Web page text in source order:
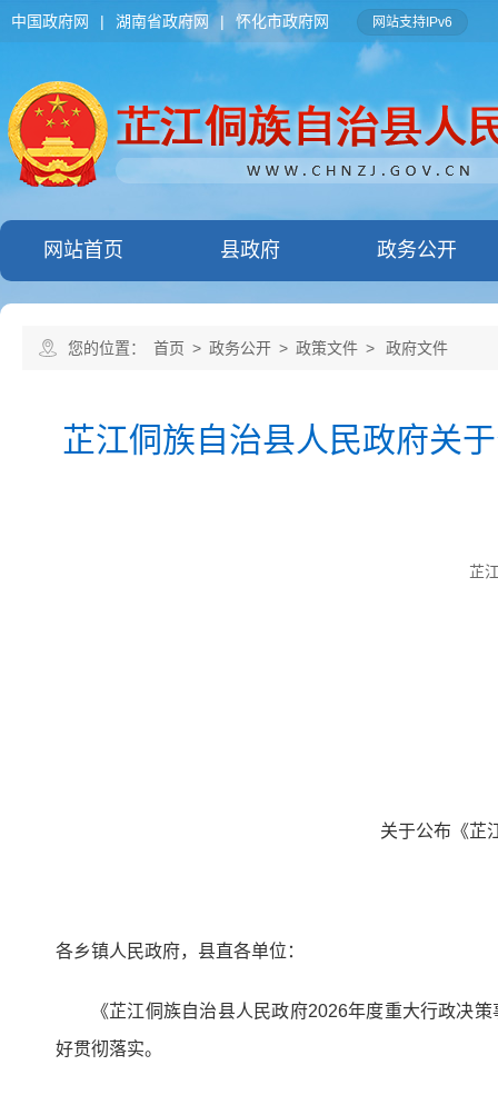
中国政府网 | 湖南省政府网 | 怀化市政府网 网站支持IPv6
网站首页 县政府 政务公开
您的位置： 首页 > 政务公开 > 政策文件 > 政府文件
芷江侗族自治县人民政府关
芷
关于公布《芷
各乡镇人民政府，县直各单位：
《芷江侗族自治县人民政府2026年度重大行政决
好贯彻落实。